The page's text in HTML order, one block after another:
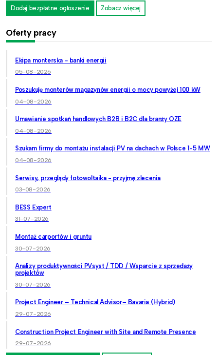
Dodaj bezpłatne ogłoszenie Zobacz więcej
Oferty pracy
Ekipa monterska - banki energii
05-08-2026
Poszukuję monterów magazynów energii o mocy powyżej 100 kW
04-08-2026
Umawianie spotkań handlowych B2B i B2C dla branży OZE
04-08-2026
Szukam firmy do montażu instalacji PV na dachach w Polsce 1-5 MW
04-08-2026
Serwisy, przeglądy fotowoltaika - przyjmę zlecenia
03-08-2026
BESS Expert
31-07-2026
Montaż carportów i gruntu
30-07-2026
Analizy produktywności PVsyst / TDD / Wsparcie z sprzedaży
projektów
30-07-2026
Project Engineer – Technical Advisor– Bavaria (Hybrid)
29-07-2026
Construction Project Engineer with Site and Remote Presence
29-07-2026